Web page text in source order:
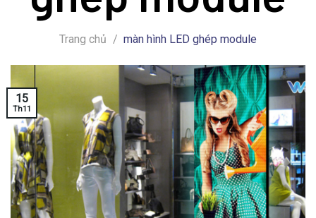
Trang chủ / màn hình LED ghép module
15
Th11